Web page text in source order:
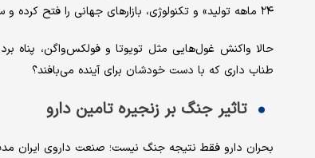
۲۴ ماهه تولید» و تکنولوژی، بازارهای جهانی را فتح کرده و سهم غربی‌ها را به شدت کاهش داده‌اند.
حالا واکنش غول‌هایی مثل تویوتا و فولکس‌واگن، پناه
طناب داری که با دست خودشان برای آینده می‌بافند؟
تاثیر جنگ بر زنجیره تامین دارو
بحران دارو فقط نتیجه جنگ نیست؛ صنعت داروی ایران